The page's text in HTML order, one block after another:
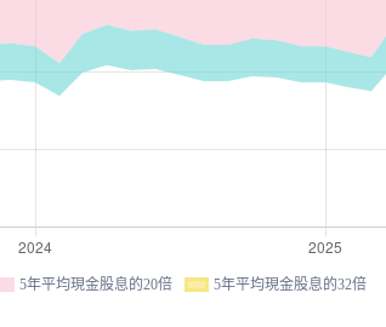
5年平均現金股息的20倍 5年平均現金股息的32倍